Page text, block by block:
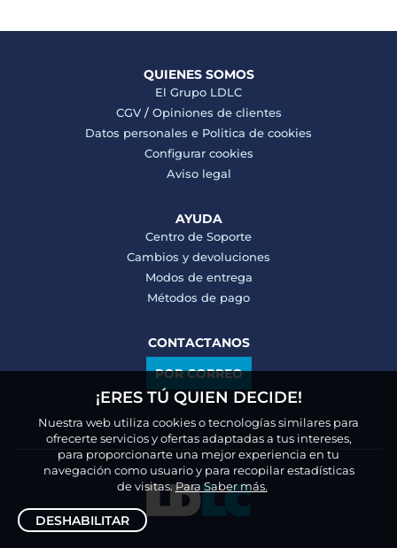
QUIENES SOMOS
El Grupo LDLC
CGV/ Opiniones de clientes
Datos personales e Politica de cookies
Configurar cookies
Aviso legal
AYUDA
Centro de Soporte
Cambios y devoluciones
Modos de entrega
Métodos de pago
CONTACTANOS
POR CORREO
¡ERES TÚ QUIEN DECIDE!
Nuestra web utiliza cookies o tecnologías similares para
ofrecerte servicios y ofertas adaptadas a tus intereses,
para proporcionarte una mejor experiencia en tu
navegación como usuario y para recopilar estadísticas
de visitas.Para Saber más.
DESHABILITAR